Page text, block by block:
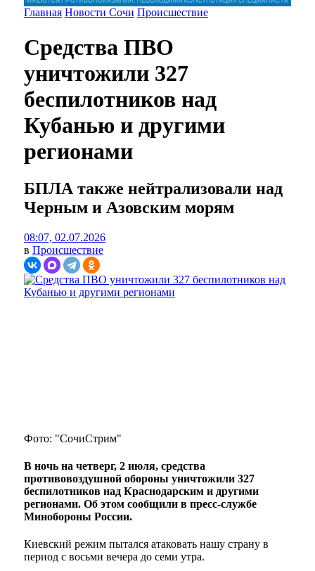
Главная Новости Сочи Происшествие
Средства ПВО
уничтожили 327
беспилотников над
Кубанью и другими
регионами
БПЛА также нейтрализовали над
Черным и Азовским морям
08:07, 02.07.2026
в Происшествие
Фото: "СочиСтрим"
В ночь на четверг, 2 июля, средства
противовоздушной обороны уничтожили 327
беспилотников над Краснодарским и другими
регионами. Об этом сообщили в пресс-службе
Минобороны России.
Киевский режим пытался атаковать нашу страну в
период с восьми вечера до семи утра.